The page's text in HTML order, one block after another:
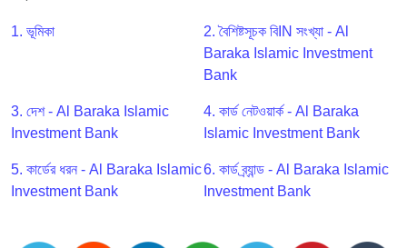
Generator
v2
BIN
Generator
from
1. ভূমিকা
2. বৈশিষ্টসূচক বিIN সংখ্যা - Al
Baraka Islamic Investment
Bank
3. দেশ - Al Baraka Islamic
Investment Bank
4. কার্ড নেটওয়ার্ক - Al Baraka
Islamic Investment Bank
5. কার্ডের ধরন - Al Baraka Islamic
Investment Bank
6. কার্ড ব্র্যান্ড - Al Baraka Islamic
Investment Bank